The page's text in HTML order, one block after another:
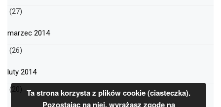
(27)
marzec 2014
(26)
luty 2014
(20) Ta strona korzysta z plików cookie (ciasteczka).
Pozostając na niej, wyrażasz zgodę na